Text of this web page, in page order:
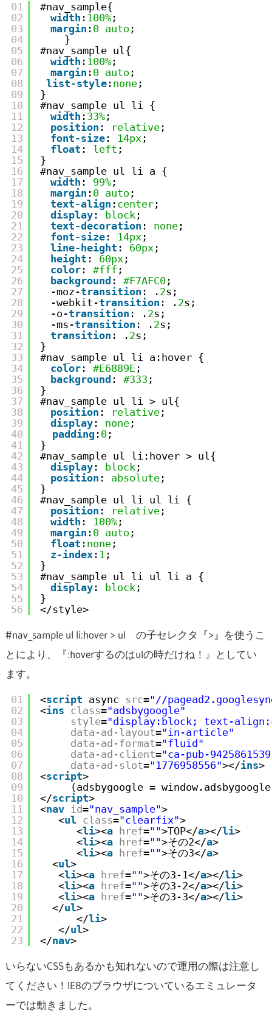
01
02
03
04
05
06
07
08
09
10
11
12
13
14
15
16
17
18
19
20
21
22
23
24
25
26
27
28
29
30
31
32
33
34
35
36
37
38
39
40
41
42
43
44
45
46
47
48
49
50
51
52
53
54
55
56
#nav_sample{
width : 100% ;
margin : 0 auto ;
}
#nav_sample ul{
width : 100% ;
margin : 0 auto ;
list-style : none ;
}
#nav_sample ul li {
width : 33% ;
position : relative ;
font-size : 14px ;
float : left ;
}
#nav_sample ul li a {
width : 99% ;
margin : 0 auto ;
text-align : center ;
display : block ;
text-decoration : none ;
font-size : 14px ;
line-height : 60px ;
height : 60px ;
color : #fff ;
background : #F7AFC0 ;
-moz-transition : . 2s;
-webkit-transition : . 2s;
-o-transition : . 2s;
-ms-transition : . 2s;
transition : . 2s;
}
#nav_sample ul li a:hover {
color : #E6889E ;
background : #333 ;
}
#nav_sample ul li > ul{
position : relative ;
display : none ;
padding : 0 ;
}
#nav_sample ul li:hover > ul{
display : block ;
position : absolute ;
}
#nav_sample ul li ul li {
position : relative ;
width : 100% ;
margin : 0 auto ;
float : none ;
z-index : 1 ;
}
#nav_sample ul li ul li a {
display : block ;
}
</style>
#nav_sample ul li:hover > ul の子セレクタ『>』を使うこ
とにより、『:hoverするのはulの時だけね！』としてい
ます。
01
02
03
04
05
06
07
08
09
10
11
12
13
14
15
16
17
18
19
20
21
22
23
<script async src="//
<ins class="adsbygoogle"
style="display:block; text-
data-ad-layout="in-article"
data-ad-format="fluid"
data-ad-client="ca-pub-
data-ad-slot="1776958556"></ins>
<script>
(adsbygoogle =
</script>
<nav id="nav_sample">
<ul class="clearfix">
<li><a href="">TOP</a></li>
<li><a href="">その2</a>
<li><a href="">その3</a>
<ul>
<li><a href="">その3-1</a></li>
<li><a href="">その3-2</a></li>
<li><a href="">その3-3</a></li>
</ul>
</li>
</ul>
</nav>
いらないCSSもあるかも知れないので運用の際は注意し
てください！IE8のブラウザについているエミュレータ
ーでは動きました。